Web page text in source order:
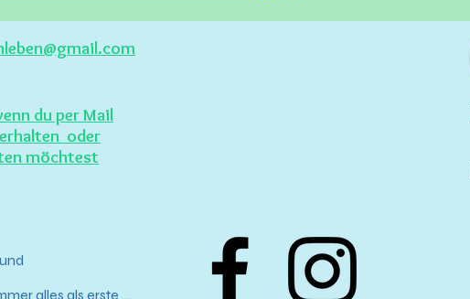
du per Mail
oder
möchtest
alles als erste ....